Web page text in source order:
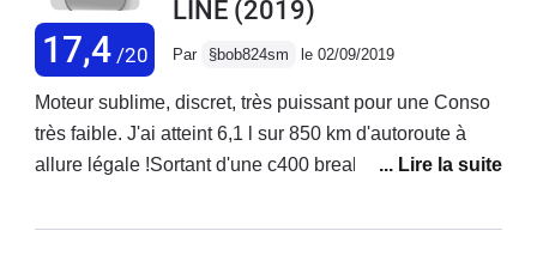
17,4/20
LINE (2019)
Par §bob824sm le 02/09/2019
Moteur sublime, discret, très puissant pour une Conso
très faible. J'ai atteint 6,1 l sur 850 km d'autoroute à
allure légale !Sortant d'une c400 break essence le
nombreuses options en font une auto de luxe dixit le